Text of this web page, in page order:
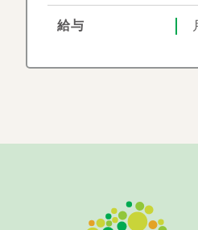
給与